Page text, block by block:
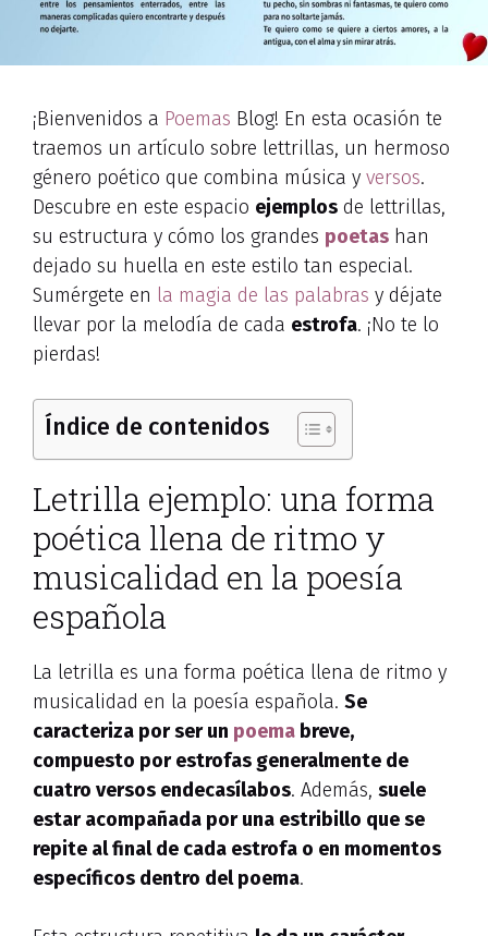
¡Bienvenidos a Poemas Blog! En esta ocasión te
traemos un artículo sobre lettrillas, un hermoso
género poético que combina música y versos.
Descubre en este espacio ejemplos de lettrillas,
su estructura y cómo los grandes poetas han
dejado su huella en este estilo tan especial.
Sumérgete en la magia de las palabras y déjate
llevar por la melodía de cada estrofa. ¡No te lo
pierdas!
Índice de contenidos
Letrilla ejemplo: una forma
poética llena de ritmo y
musicalidad en la poesía
española
La letrilla es una forma poética llena de ritmo y
musicalidad en la poesía española. Se
caracteriza por ser un poema breve,
compuesto por estrofas generalmente de
cuatro versos endecasílabos. Además, suele
estar acompañada por una estribillo que se
repite al final de cada estrofa o en momentos
específicos dentro del poema.